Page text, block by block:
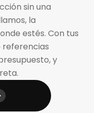
sin una
la
estés. Con tus
y